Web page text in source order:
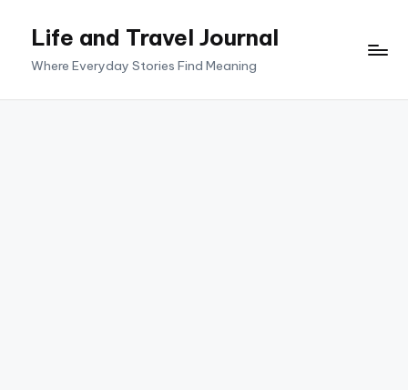
Life and Travel Journal
Where Everyday Stories Find Meaning